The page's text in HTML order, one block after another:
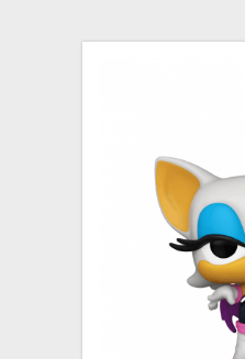
TCG & BOARDGAME HUB